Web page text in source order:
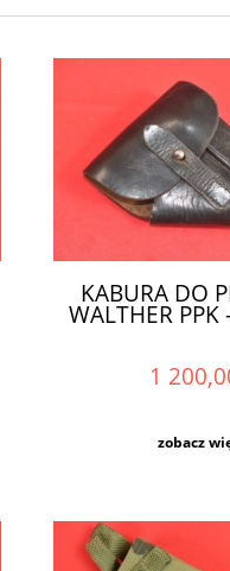
KABURA DO
WALTHER PPK
1
zobacz